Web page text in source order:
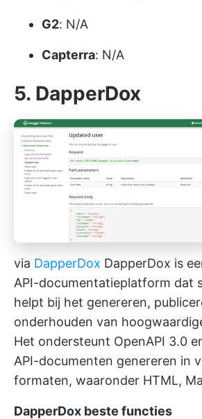
G2: N/A
Capterra: N/A
5. DapperDox
via DapperDox DapperDox is
API-documentatieplatform dat
helpt bij het genereren,
onderhouden van
Het ondersteunt OpenAPI 3.0
API-documenten genereren in
formaten, waaronder HTML,
DapperDox beste functies